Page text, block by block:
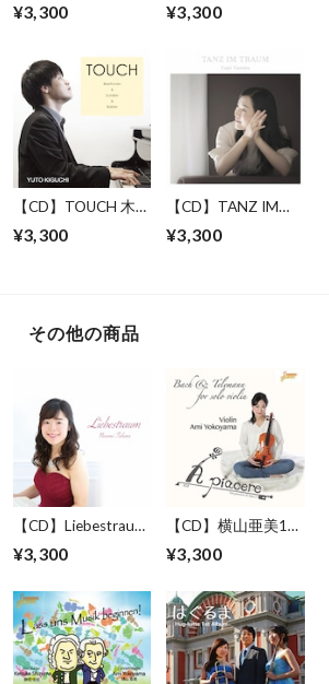
ルバム
¥3,300
Favorite
早織 ファーストア
ルバム
¥3,300
【CD】TOUCH 木口
ム
¥3,300
【CD】TANZ IM
アノアルバム
¥3,300
その他の商品
【CD】Liebestraum
ルバム
¥3,300
【CD】横山亜美1st
piacere〜
¥3,300